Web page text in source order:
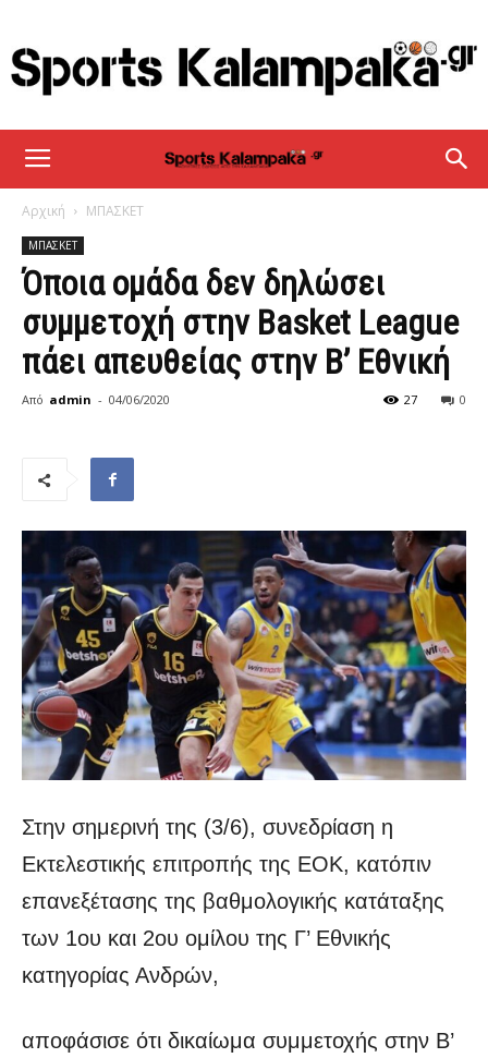
sportskalampaka
Αρχική ΜΠΑΣΚΕΤ
ΜΠΑΣΚΕΤ
Όποια ομάδα δεν δηλώσει
συμμετοχή στην Basket League
πάει απευθείας στην Β’ Εθνική
Από admin - 04/06/2020 0
27
Στην σημερινή της (3/6), συνεδρίαση η
Εκτελεστικής επιτροπής της ΕΟΚ, κατόπιν
επανεξέτασης της βαθμολογικής κατάταξης
των 1ου και 2ου ομίλου της Γ’ Εθνικής
κατηγορίας Ανδρών,
αποφάσισε ότι δικαίωμα συμμετοχής στην Β’